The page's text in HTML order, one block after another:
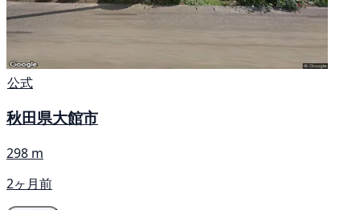
公式
秋田県大館市
298 m
2ヶ月前